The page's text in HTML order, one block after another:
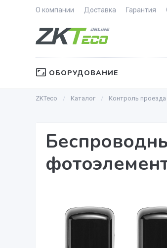
О компании Доставка Гарантия
ОБОРУДОВАНИЕ
ZKTeco Каталог Контроль проезда